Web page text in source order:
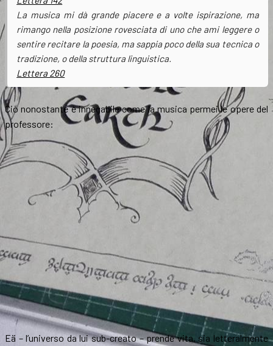
La musica mi dà grande piacere e a volte ispirazione, ma
rimango nella posizione rovesciata di uno che ami leggere o
sentire recitare la poesia, ma sappia poco della sua tecnica o
tradizione, o della struttura linguistica.
Lettera 260
Ciò nonostante è innegabile come la musica permei le opere del
professore:
Eä – l’universo da lui sub-creato – prende vita, sia letteralmente